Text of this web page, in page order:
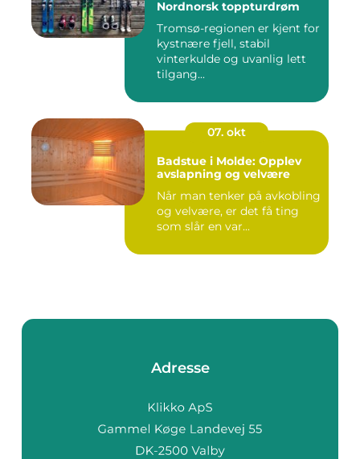
Nordnorsk toppturdrøm
Tromsø-regionen er kjent for
kystnære fjell, stabil
vinterkulde og uvanlig lett
tilgang...
07. okt
Badstue i Molde: Opplev
avslapning og velvære
Når man tenker på avkobling
og velvære, er det få ting
som slår en var...
Adresse